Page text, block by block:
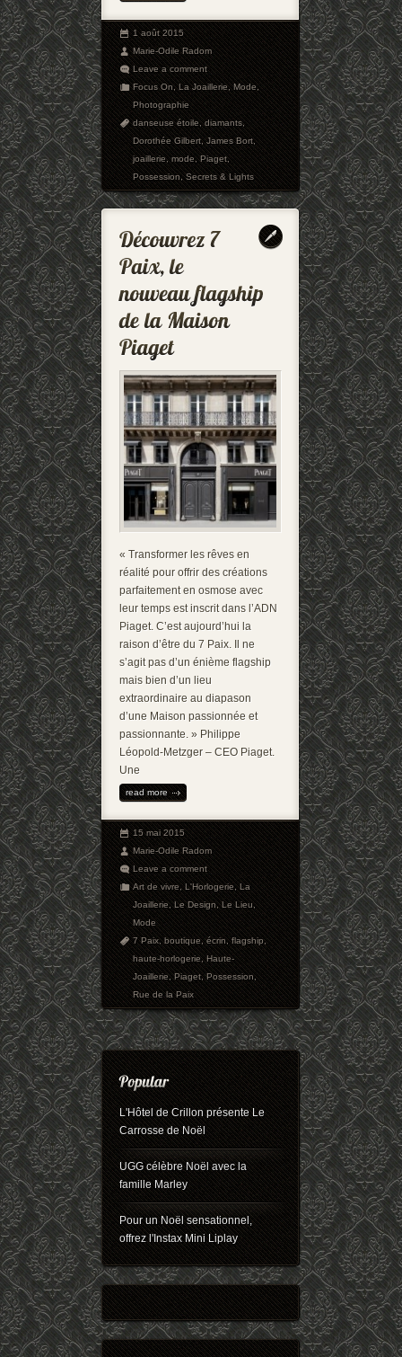
1 août 2015
Marie-Odile Radom
Leave a comment
Focus On,La Joaillerie,Mode,
Photographie
danseuse étoile,diamants,
Dorothée Gilbert,James Bort,
joaillerie,mode,Piaget,
Possession,Secrets & Lights
« Transformer les rêves en
réalité pour offrir des créations
parfaitement en osmose avec
leur temps est inscrit dans l’ADN
Piaget. C’est aujourd’hui la
raison d’être du 7 Paix. Il ne
s’agit pas d’un énième flagship
mais bien d’un lieu
extraordinaire au diapason
d’une Maison passionnée et
passionnante. » Philippe
Léopold-Metzger – CEO Piaget.
Une
read more
15 mai 2015
Marie-Odile Radom
Leave a comment
Art de vivre,L'Horlogerie,La
Joaillerie,Le Design,Le Lieu,
Mode
7 Paix,boutique,écrin,flagship,
haute-horlogerie,Haute-
Joaillerie,Piaget,Possession,
Rue de la Paix
L'Hôtel de Crillon présente Le
Carrosse de Noël
UGG célèbre Noël avec la
famille Marley
Pour un Noël sensationnel,
offrez l'Instax Mini Liplay